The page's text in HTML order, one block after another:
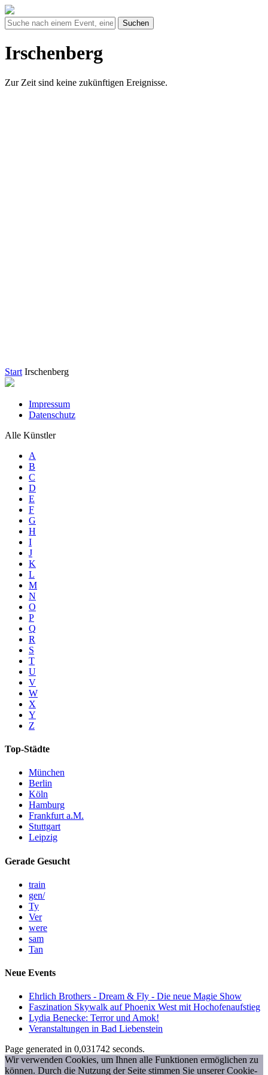
Suchen
Irschenberg
Zur Zeit sind keine zukünftigen Ereignisse.
Start Irschenberg
Impressum
Datenschutz
Alle Künstler
A
B
C
D
E
F
G
H
I
J
K
L
M
N
O
P
Q
R
S
T
U
V
W
X
Y
Z
Top-Städte
München
Berlin
Köln
Hamburg
Frankfurt a.M.
Stuttgart
Leipzig
Gerade Gesucht
train
gen/
Ty
Ver
were
sam
Tan
Neue Events
Ehrlich Brothers - Dream & Fly - Die neue Magie Show
Faszination Skywalk auf Phoenix West mit Hochofenaufstieg
Lydia Benecke: Terror und Amok!
Veranstaltungen in Bad Liebenstein
Page generated in 0,031742 seconds.
Wir verwenden Cookies, um Ihnen alle Funktionen ermöglichen zu
können. Durch die Nutzung der Seite stimmen Sie unserer Cookie-